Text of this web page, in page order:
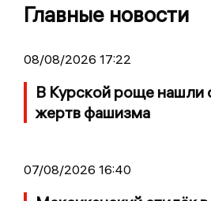
Главные новости
08/08/2026 17:22
В Курской роще нашли
жертв фашизма
07/08/2026 16:40